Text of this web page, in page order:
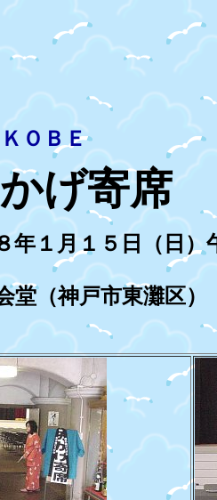
げ寄席
１月１５日（日）
（神戸市東灘区）
ＯＢＥ